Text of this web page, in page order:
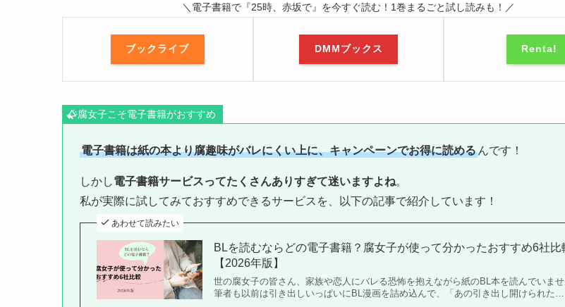
＼電子書籍で『25時、赤坂で』を今すぐ読む！1巻まるごと試し読みも！／
ブックライブ DMMブックス Renta!
腐女子こそ電子書籍がおすすめ
電子書籍は紙の本より腐趣味がバレにくい上に、キャンペーンでお得に読める んです！
しかし電子書籍サービスってたくさんありすぎて迷いますよね。
私が実際に試してみておすすめできるサービスを、以下の記事で紹介しています！
あわせて読みたい
BLを読むならどの電子書籍？腐女子が使って分かったおすすめ6社比
【2026年版】
世の腐女子の皆さん、家族や恋人にバレる恐怖を抱えながら紙のBL本を読んでいませ
筆者も以前は引き出しいっぱいにBL漫画を詰め込んで、「あの引き出し開けられた…